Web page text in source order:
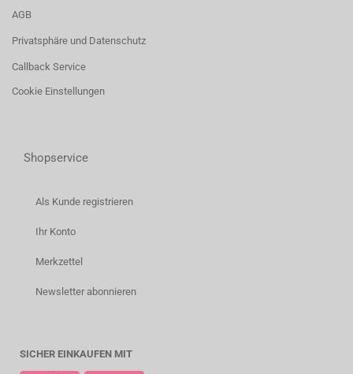
AGB
Privatsphäre und Datenschutz
Callback Service
Cookie Einstellungen
Shopservice
Als Kunde registrieren
Ihr Konto
Merkzettel
Newsletter abonnieren
SICHER EINKAUFEN MIT